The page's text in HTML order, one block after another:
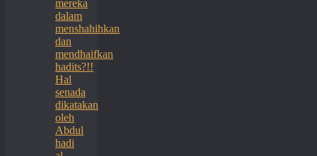
mereka
dalam
menshahihkan
dan
mendhaifkan
hadits?!!
Hal
senada
dikatakan
oleh
Abdul
hadi